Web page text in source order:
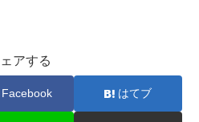
アする
Facebook はてブ